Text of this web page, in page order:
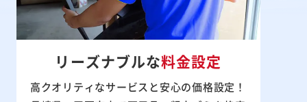
リーズナブルな料金設定
高クオリティなサービスと安心の価格設定！